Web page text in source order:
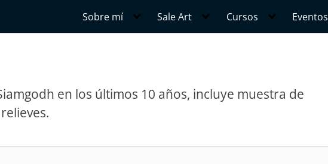
Sobre mí Sale Art Cursos Eventos
en los últimos 10 años, incluye muestra de